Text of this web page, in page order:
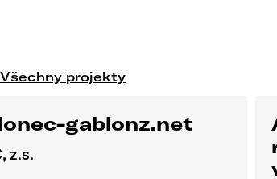
Všechny projekty
gablonz.net
z.s.